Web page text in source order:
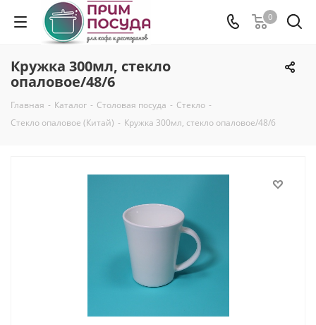
0
Кружка 300мл, стекло
опаловое/48/6
Главная - Каталог - Столовая посуда - Стекло -
Стекло опаловое (Китай) - Кружка 300мл, стекло опаловое/48/6